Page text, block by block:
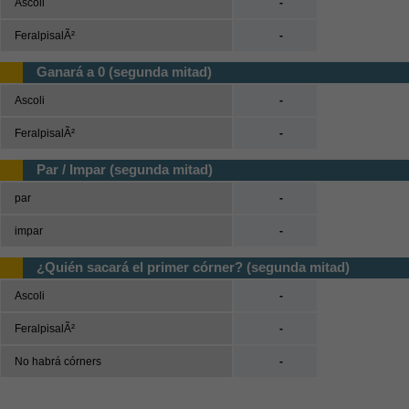
Ascoli
FeralpisalÃ²
-
-
Ganará a 0 (segunda mitad)
Ascoli
FeralpisalÃ²
-
-
Par / Impar (segunda mitad)
par
impar
-
-
¿Quién sacará el primer córner? (segunda mitad)
Ascoli
FeralpisalÃ²
No habrá córners
-
-
-